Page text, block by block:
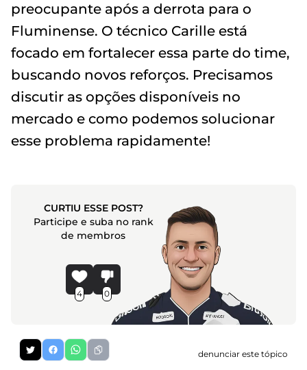
preocupante após a derrota para o
Fluminense. O técnico Carille está
focado em fortalecer essa parte do time,
buscando novos reforços. Precisamos
discutir as opções disponíveis no
mercado e como podemos solucionar
esse problema rapidamente!
CURTIU ESSE POST?
Participe e suba no rank
de membros
4 0
denunciar este tópico